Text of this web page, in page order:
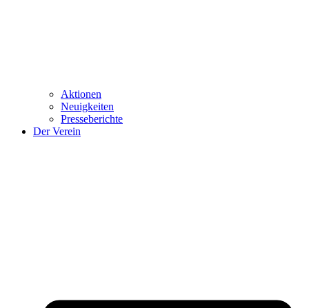
Aktionen
Neuigkeiten
Presseberichte
Der Verein